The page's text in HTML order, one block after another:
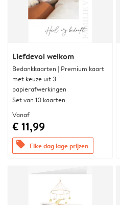
Liefdevol welkom
Bedankkaarten | Premium kaart
met keuze uit 3
papierafwerkingen
Set van 10 kaarten
Vanaf
€ 11,99
offers Elke dag lage prijzen